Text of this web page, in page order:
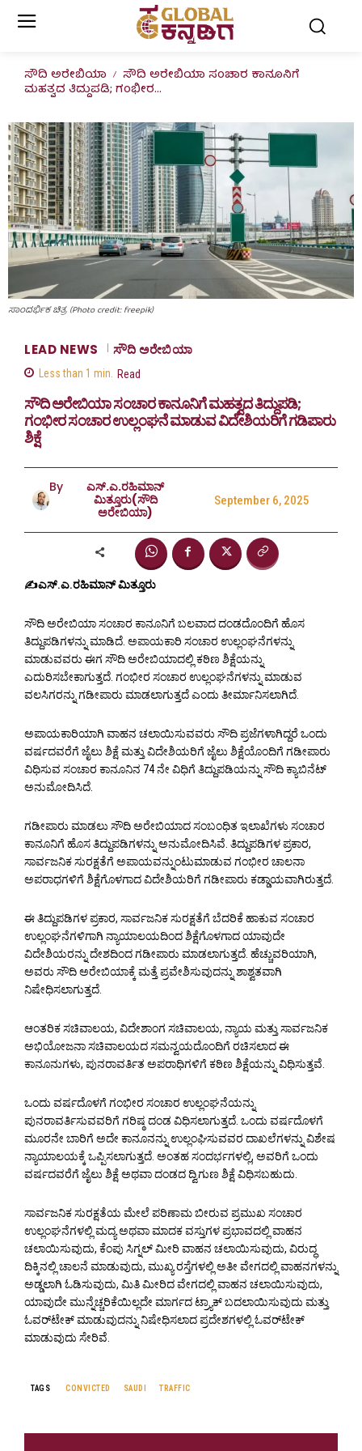
ಸೌದಿ ಅರೇಬಿಯಾ ಸೌದಿ ಅರೇಬಿಯಾ ಸಂಚಾರ ಕಾನೂನಿಗೆ
ಮಹತ್ವದ ತಿದ್ದುಪಡಿ; ಗಂಭೀರ...
ಸಾಂದರ್ಭಿಕ ಚಿತ್ರ (Photo credit: freepik)
LEAD NEWS ಸೌದಿ ಅರೇಬಿಯಾ
Less than 1 min. Read
ಸೌದಿ ಅರೇಬಿಯಾ ಸಂಚಾರ ಕಾನೂನಿಗೆ ಮಹತ್ವದ ತಿದ್ದುಪಡಿ;
ಗಂಭೀರ ಸಂಚಾರ ಉಲ್ಲಂಘನೆ ಮಾಡುವ ವಿದೇಶಿಯರಿಗೆ ಗಡಿಪಾರು
ಶಿಕ್ಷೆ
By
ಎಸ್.ಎ.ರಹಿಮಾನ್
ಮಿತ್ತೂರು(ಸೌದಿ
ಅರೇಬಿಯಾ)
September 6, 2025
✍️ಎಸ್.ಎ.ರಹಿಮಾನ್ ಮಿತ್ತೂರು
ಸೌದಿ ಅರೇಬಿಯಾ ಸಂಚಾರ ಕಾನೂನಿಗೆ ಬಲವಾದ ದಂಡದೊಂದಿಗೆ ಹೊಸ
ತಿದ್ದುಪಡಿಗಳನ್ನು ಮಾಡಿದೆ. ಅಪಾಯಕಾರಿ ಸಂಚಾರ ಉಲ್ಲಂಘನೆಗಳನ್ನು
ಮಾಡುವವರು ಈಗ ಸೌದಿ ಅರೇಬಿಯಾದಲ್ಲಿ ಕಠಿಣ ಶಿಕ್ಷೆಯನ್ನು
ಎದುರಿಸಬೇಕಾಗುತ್ತದೆ. ಗಂಭೀರ ಸಂಚಾರ ಉಲ್ಲಂಘನೆಗಳನ್ನು ಮಾಡುವ
ವಲಸಿಗರನ್ನು ಗಡೀಪಾರು ಮಾಡಲಾಗುತ್ತದೆ ಎಂದು ತೀರ್ಮಾನಿಸಲಾಗಿದೆ.
ಅಪಾಯಕಾರಿಯಾಗಿ ವಾಹನ ಚಲಾಯಿಸುವವರು ಸೌದಿ ಪ್ರಜೆಗಳಾಗಿದ್ದರೆ ಒಂದು
ವರ್ಷದವರೆಗೆ ಜೈಲು ಶಿಕ್ಷೆ ಮತ್ತು ವಿದೇಶಿಯರಿಗೆ ಜೈಲು ಶಿಕ್ಷೆಯೊಂದಿಗೆ ಗಡೀಪಾರು
ವಿಧಿಸುವ ಸಂಚಾರ ಕಾನೂನಿನ 74 ನೇ ವಿಧಿಗೆ ತಿದ್ದುಪಡಿಯನ್ನು ಸೌದಿ ಕ್ಯಾಬಿನೆಟ್
ಅನುಮೋದಿಸಿದೆ.
ಗಡೀಪಾರು ಮಾಡಲು ಸೌದಿ ಅರೇಬಿಯಾದ ಸಂಬಂಧಿತ ಇಲಾಖೆಗಳು ಸಂಚಾರ
ಕಾನೂನಿಗೆ ಹೊಸ ತಿದ್ದುಪಡಿಗಳನ್ನು ಅನುಮೋದಿಸಿವೆ. ತಿದ್ದುಪಡಿಗಳ ಪ್ರಕಾರ,
ಸಾರ್ವಜನಿಕ ಸುರಕ್ಷತೆಗೆ ಅಪಾಯವನ್ನುಂಟುಮಾಡುವ ಗಂಭೀರ ಚಾಲನಾ
ಅಪರಾಧಗಳಿಗೆ ಶಿಕ್ಷೆಗೊಳಗಾದ ವಿದೇಶಿಯರಿಗೆ ಗಡೀಪಾರು ಕಡ್ಡಾಯವಾಗಿರುತ್ತದೆ.
ಈ ತಿದ್ದುಪಡಿಗಳ ಪ್ರಕಾರ, ಸಾರ್ವಜನಿಕ ಸುರಕ್ಷತೆಗೆ ಬೆದರಿಕೆ ಹಾಕುವ ಸಂಚಾರ
ಉಲ್ಲಂಘನೆಗಳಿಗಾಗಿ ನ್ಯಾಯಾಲಯದಿಂದ ಶಿಕ್ಷೆಗೊಳಗಾದ ಯಾವುದೇ
ವಿದೇಶಿಯರನ್ನು ದೇಶದಿಂದ ಗಡೀಪಾರು ಮಾಡಲಾಗುತ್ತದೆ. ಹೆಚ್ಚುವರಿಯಾಗಿ,
ಅವರು ಸೌದಿ ಅರೇಬಿಯಾಕ್ಕೆ ಮತ್ತೆ ಪ್ರವೇಶಿಸುವುದನ್ನು ಶಾಶ್ವತವಾಗಿ
ನಿಷೇಧಿಸಲಾಗುತ್ತದೆ.
ಆಂತರಿಕ ಸಚಿವಾಲಯ, ವಿದೇಶಾಂಗ ಸಚಿವಾಲಯ, ನ್ಯಾಯ ಮತ್ತು ಸಾರ್ವಜನಿಕ
ಅಭಿಯೋಜನಾ ಸಚಿವಾಲಯದ ಸಮನ್ವಯದೊಂದಿಗೆ ರಚಿಸಲಾದ ಈ
ಕಾನೂನುಗಳು, ಪುನರಾವರ್ತಿತ ಅಪರಾಧಿಗಳಿಗೆ ಕಠಿಣ ಶಿಕ್ಷೆಯನ್ನು ವಿಧಿಸುತ್ತವೆ.
ಒಂದು ವರ್ಷದೊಳಗೆ ಗಂಭೀರ ಸಂಚಾರ ಉಲ್ಲಂಘನೆಯನ್ನು
ಪುನರಾವರ್ತಿಸುವವರಿಗೆ ಗರಿಷ್ಠ ದಂಡ ವಿಧಿಸಲಾಗುತ್ತದೆ. ಒಂದು ವರ್ಷದೊಳಗೆ
ಮೂರನೇ ಬಾರಿಗೆ ಅದೇ ಕಾನೂನನ್ನು ಉಲ್ಲಂಘಿಸುವವರ ದಾಖಲೆಗಳನ್ನು ವಿಶೇಷ
ನ್ಯಾಯಾಲಯಕ್ಕೆ ಒಪ್ಪಿಸಲಾಗುತ್ತದೆ. ಅಂತಹ ಸಂದರ್ಭಗಳಲ್ಲಿ, ಅವರಿಗೆ ಒಂದು
ವರ್ಷದವರೆಗೆ ಜೈಲು ಶಿಕ್ಷೆ ಅಥವಾ ದಂಡದ ದ್ವಿಗುಣ ಶಿಕ್ಷೆ ವಿಧಿಸಬಹುದು.
ಸಾರ್ವಜನಿಕ ಸುರಕ್ಷತೆಯ ಮೇಲೆ ಪರಿಣಾಮ ಬೀರುವ ಪ್ರಮುಖ ಸಂಚಾರ
ಉಲ್ಲಂಘನೆಗಳಲ್ಲಿ ಮದ್ಯ ಅಥವಾ ಮಾದಕ ವಸ್ತುಗಳ ಪ್ರಭಾವದಲ್ಲಿ ವಾಹನ
ಚಲಾಯಿಸುವುದು, ಕೆಂಪು ಸಿಗ್ನಲ್ ಮೀರಿ ವಾಹನ ಚಲಾಯಿಸುವುದು, ವಿರುದ್ಧ
ದಿಕ್ಕಿನಲ್ಲಿ ಚಾಲನೆ ಮಾಡುವುದು, ಮುಖ್ಯ ರಸ್ತೆಗಳಲ್ಲಿ ಅತೀ ವೇಗದಲ್ಲಿ ವಾಹನಗಳನ್ನು
ಅಡ್ಡಲಾಗಿ ಓಡಿಸುವುದು, ಮಿತಿ ಮೀರಿದ ವೇಗದಲ್ಲಿ ವಾಹನ ಚಲಾಯಿಸುವುದು,
ಯಾವುದೇ ಮುನ್ನೆಚ್ಚರಿಕೆಯಿಲ್ಲದೇ ಮಾರ್ಗದ ಟ್ರ್ಯಾಕ್ ಬದಲಾಯಿಸುವುದು ಮತ್ತು
ಓವರ್‌ಟೇಕ್ ಮಾಡುವುದನ್ನು ನಿಷೇಧಿಸಲಾದ ಪ್ರದೇಶಗಳಲ್ಲಿ ಓವರ್‌ಟೇಕ್
ಮಾಡುವುದು ಸೇರಿವೆ.
TAGS CONVICTED SAUDI TRAFFIC